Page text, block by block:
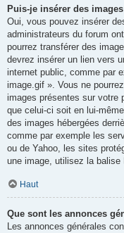
Puis-je insérer des
Oui, vous pouvez insérer
administrateurs du forum
pourrez transférer des
devrez insérer un lien vers
internet public, comme par
image.gif ». Vous ne
images présentes sur votre
que celui-ci soit en lui-
des images hébergées
comme par exemple les
ou de Yahoo, les sites
une image, utilisez la balise
Haut
Que sont les annonces
Les annonces générales